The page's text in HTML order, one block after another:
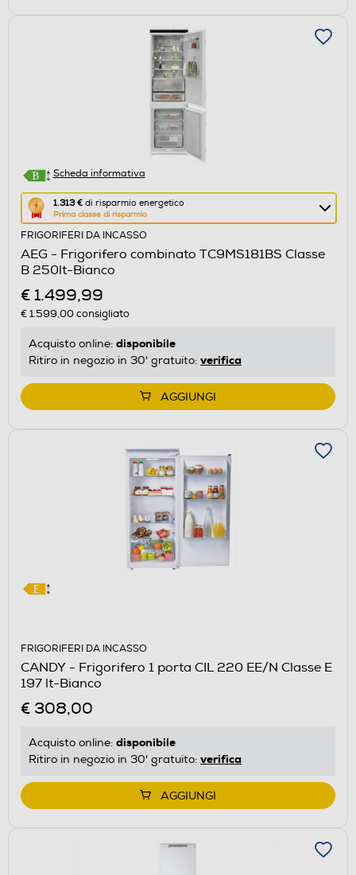
Scheda informativa
1.313 € di risparmio energetico
Prima classe di risparmio
Questa
azione
aprirà
il
Calcolatore
di
risparmio
energetico
di
FRIGORIFERI DA INCASSO
AEG - Frigorifero combinato TC9MS181BS Classe
B 250lt-Bianco
€ 1.499,99
€ 1.599,00consigliato
Acquisto online: disponibile
Ritiro in negozio in 30' gratuito: verifica
AGGIUNGI
FRIGORIFERI DA INCASSO
CANDY - Frigorifero 1 porta CIL 220 EE/N Classe E
197 lt-Bianco
€ 308,00
Acquisto online: disponibile
Ritiro in negozio in 30' gratuito: verifica
AGGIUNGI